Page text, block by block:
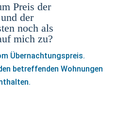
Preis der
der
noch als
mich zu?
Übernachtungspreis.
betreffenden Wohnungen